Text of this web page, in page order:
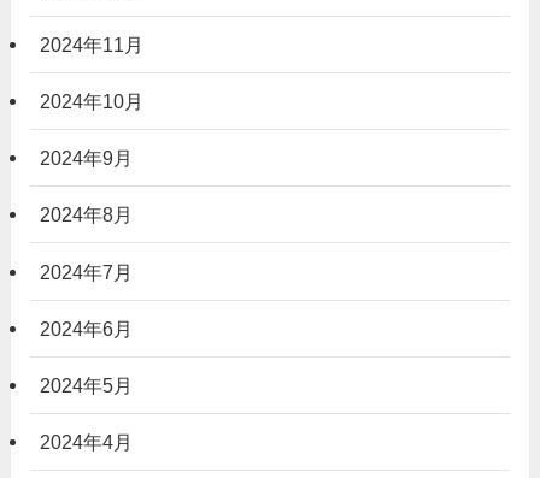
2024年11月
2024年10月
2024年9月
2024年8月
2024年7月
2024年6月
2024年5月
2024年4月